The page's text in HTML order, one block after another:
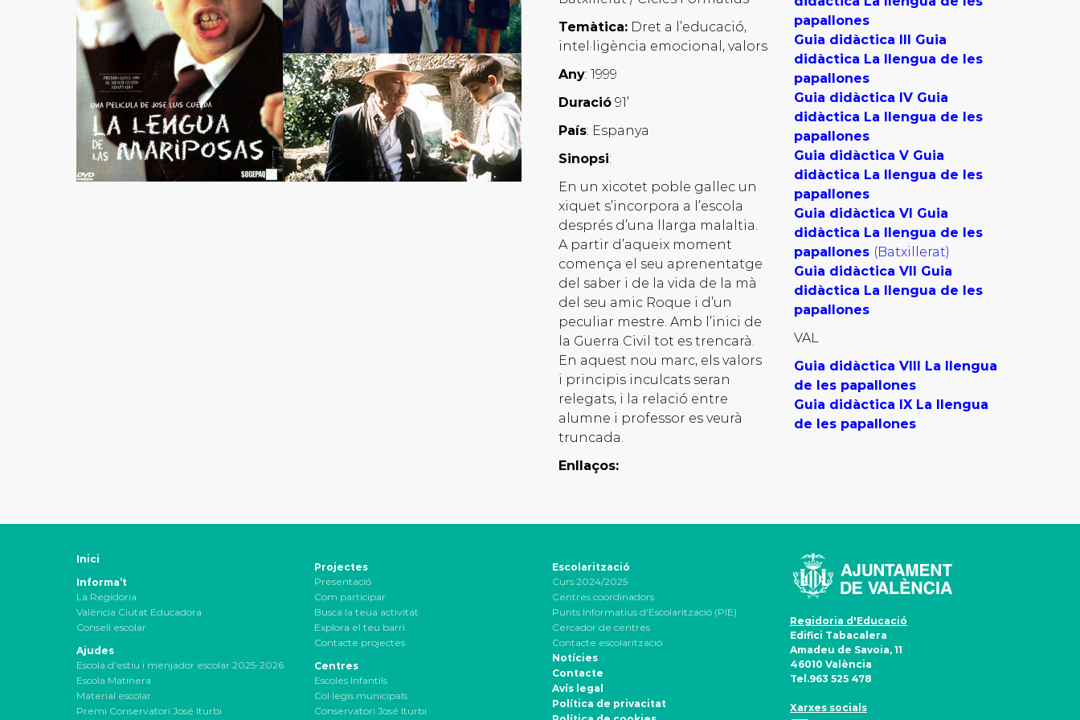
Temàtica: Dret a l’educació,
intel·ligència emocional, valors
Any: 1999
Duració 91’
País: Espanya
Sinopsi:
En un xicotet poble gallec un
xiquet s’incorpora a l’escola
després d’una llarga malaltia.
A partir d’aqueix moment
comença el seu aprenentatge
del saber i de la vida de la mà
del seu amic Roque i d’un
peculiar mestre. Amb l’inici de
la Guerra Civil tot es trencarà.
En aquest nou marc, els valors
i principis inculcats seran
relegats, i la relació entre
alumne i professor es veurà
truncada.
Enllaços:
papallones
Guia didàctica III Guia
didàctica La llengua de les
papallones
Guia didàctica IV Guia
didàctica La llengua de les
papallones
Guia didàctica V Guia
didàctica La llengua de les
papallones
Guia didàctica VI Guia
didàctica La llengua de les
papallones (Batxillerat)
Guia didàctica VII Guia
didàctica La llengua de les
papallones
VAL
Guia didàctica VIII La llengua
de les papallones
Guia didàctica IX La llengua
de les papallones
Inici
Informa’t
La Regidoria
València Ciutat Educadora
Consell escolar
Ajudes
Escola d’estiu i menjador escolar 2025-2026
Escola Matinera
Material escolar
Premi Conservatori José Iturbi
Projectes
Presentació
Com participar
Busca la teua activitat
Explora el teu barri
Contacte projectes
Centres
Escoles Infantils
Col·legis municipals
Conservatori José Iturbi
Escolarització
Curs 2024/2025
Centres coordinadors
Punts Informatius d’Escolarització (PIE)
Cercador de centres
Contacte escolarització
Notícies
Contacte
Avís legal
Política de privacitat
Regidoria d'Educació
Edifici Tabacalera
Amadeu de Savoia, 11
46010 València
Tel.963 525 478
Xarxes socials